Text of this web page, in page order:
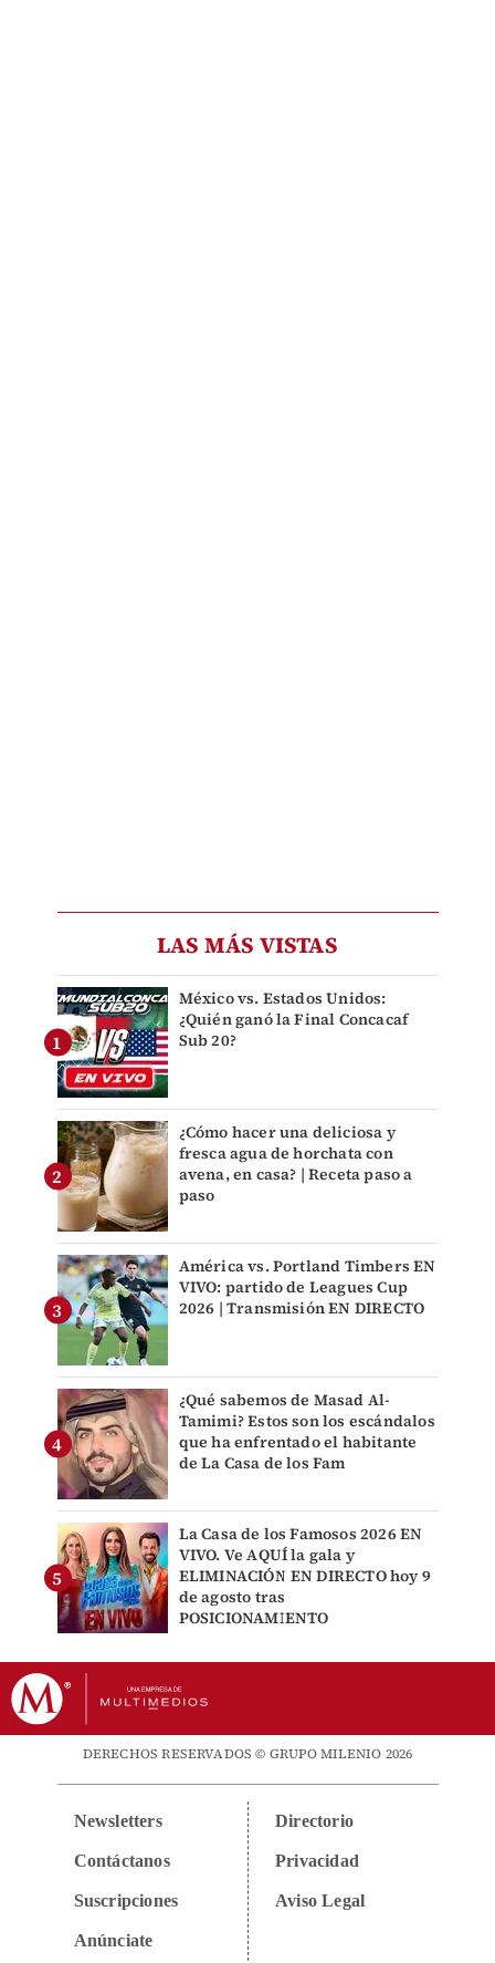
LAS MÁS VISTAS
México vs. Estados Unidos:
¿Quién ganó la Final Concacaf
Sub 20?
¿Cómo hacer una deliciosa y
fresca agua de horchata con
avena, en casa? | Receta paso a
paso
América vs. Portland Timbers EN
VIVO: partido de Leagues Cup
2026 | Transmisión EN DIRECTO
¿Qué sabemos de Masad Al-
Tamimi? Estos son los escándalos
que ha enfrentado el habitante
de La Casa de los Fam
La Casa de los Famosos 2026 EN
VIVO. Ve AQUÍ la gala y
ELIMINACIÓN EN DIRECTO hoy 9
de agosto tras
POSICIONAMIENTO
DERECHOS RESERVADOS © GRUPO MILENIO 2026
Newsletters
Contáctanos
Suscripciones
Anúnciate
Directorio
Privacidad
Aviso Legal